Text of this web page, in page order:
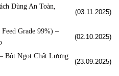
Dùng An Toàn,
(03.11.2025)
Grade 99%) –
(02.10.2025)
Bột Ngọt Chất Lượng
(23.09.2025)